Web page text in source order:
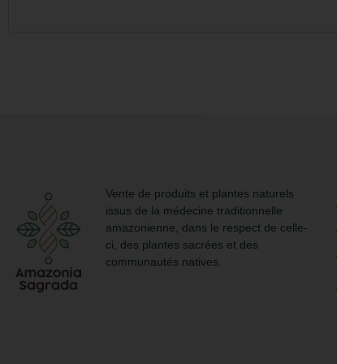
Vente de produits et plantes naturels
issus de la médecine traditionnelle
amazonienne, dans le respect de celle-
ci, des plantes sacrées et des
communautés natives.